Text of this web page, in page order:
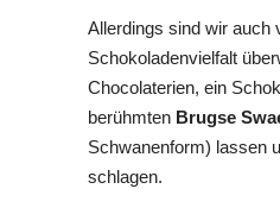
Allerdings sind wir auch
Schokoladenvielfalt
Chocolaterien, ein
berühmten Brugse
Schwanenform) lassen
schlagen.